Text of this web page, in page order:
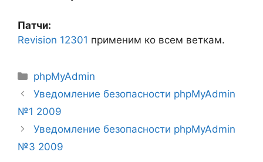
Патчи:
Revision 12301 применим ко всем веткам.
Рубрики
phpMyAdmin
Уведомление безопасности phpMyAdmin
№1 2009
Уведомление безопасности phpMyAdmin
№3 2009